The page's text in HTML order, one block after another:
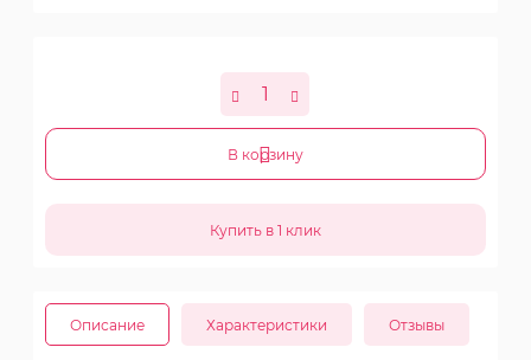
В корзину
Описание Характеристики Отзывы